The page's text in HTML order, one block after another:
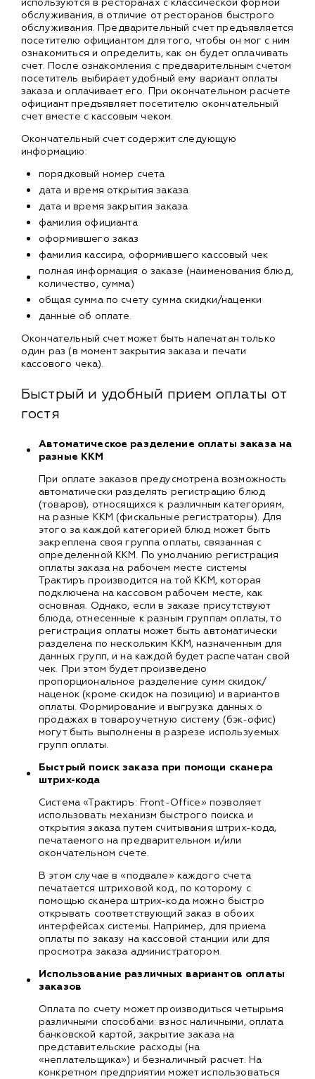
используются в ресторанах с классической формой
обслуживания, в отличие от ресторанов быстрого
обслуживания. Предварительный счет предъявляется
посетителю официантом для того, чтобы он мог с ним
ознакомиться и определить, как он будет оплачивать
счет. После ознакомления с предварительным счетом
посетитель выбирает удобный ему вариант оплаты
заказа и оплачивает его. При окончательном расчете
официант предъявляет посетителю окончательный
счет вместе с кассовым чеком.
Окончательный счет содержит следующую
информацию:
порядковый номер счета
дата и время открытия заказа
дата и время закрытия заказа
фамилия официанта
оформившего заказ
фамилия кассира, оформившего кассовый чек
полная информация о заказе (наименования блюд,
количество, сумма)
общая сумма по счету сумма скидки/наценки
данные об оплате.
Окончательный счет может быть напечатан только
один раз (в момент закрытия заказа и печати
кассового чека).
Быстрый и удобный прием оплаты от
гостя
Автоматическое разделение оплаты заказа на
разные ККМ
При оплате заказов предусмотрена возможность
автоматически разделять регистрацию блюд
(товаров), относящихся к различным категориям,
на разные ККМ (фискальные регистраторы). Для
этого за каждой категорией блюд может быть
закреплена своя группа оплаты, связанная с
определенной ККМ. По умолчанию регистрация
оплаты заказа на рабочем месте системы
Трактиръ производится на той ККМ, которая
подключена на кассовом рабочем месте, как
основная. Однако, если в заказе присутствуют
блюда, отнесенные к разным группам оплаты, то
регистрация оплаты может быть автоматически
разделена по нескольким ККМ, назначенным для
данных групп, и на каждой будет распечатан свой
чек. При этом будет произведено
пропорциональное разделение сумм скидок/
наценок (кроме скидок на позицию) и вариантов
оплаты. Формирование и выгрузка данных о
продажах в товароучетную систему (бэк-офис)
могут быть выполнены в разрезе используемых
групп оплаты.
Быстрый поиск заказа при помощи сканера
штрих-кода
Система «Трактиръ: Front-Office» позволяет
использовать механизм быстрого поиска и
открытия заказа путем считывания штрих-кода,
печатаемого на предварительном и/или
окончательном счете.
В этом случае в «подвале» каждого счета
печатается штриховой код, по которому с
помощью сканера штрих-кода можно быстро
открывать соответствующий заказ в обоих
интерфейсах системы. Например, для приема
оплаты по заказу на кассовой станции или для
просмотра заказа администратором.
Использование различных вариантов оплаты
заказов
Оплата по счету может производиться четырьмя
различными способами: взнос наличными, оплата
банковской картой, закрытие заказа на
представительские расходы (на
«неплательщика») и безналичный расчет. На
конкретном предприятии может использоваться